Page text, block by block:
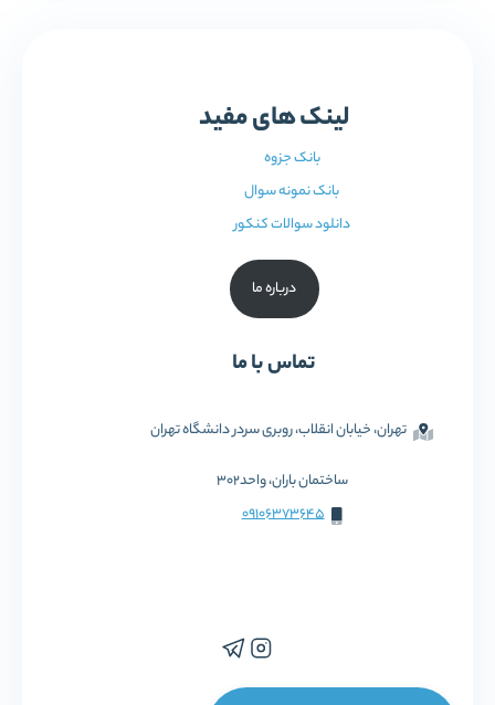
لینک های مفید
بانک جزوه
بانک نمونه سوال
دانلود سوالات کنکور
درباره ما
تماس با ما
تهران، خیابان انقلاب، روبری سردر دانشگاه تهران
ساختمان باران، واحد302
09106373645